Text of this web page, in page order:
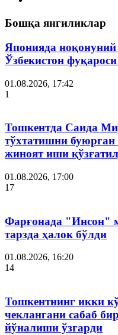
Бошқа янгиликлар
Японияда
Ўзбекистон
01.08.2026, 17:42
1
Тошкентда Саида
тўхтатишни
жиноят иши
01.08.2026, 17:00
17
Фарғонада "Инсон"
тарзда ҳалок бўлди
01.08.2026, 16:20
14
Тошкентнинг икки
чеклангани сабаб
йўналиши ўзгарди